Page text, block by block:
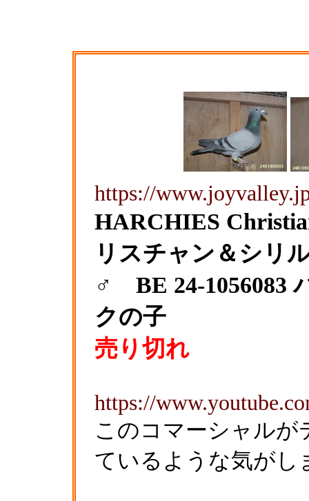
https://
HARCHIES
リスチャン＆シ
♂ BE 24-1056083
クの子
売り切れ
https://
このコマーシャルが
ているような気がし